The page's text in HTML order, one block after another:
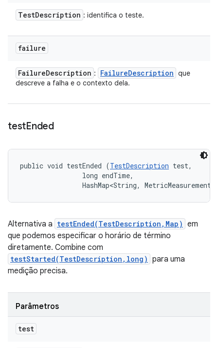
TestDescription : identifica o teste.
failure
FailureDescription : FailureDescription que
descreve a falha e o contexto dela.
testEnded
public void testEnded (TestDescription test,
                long endTime,
HashMap<String,
Alternativa a testEnded(TestDescription,Map) em
que podemos especificar o horário de término
diretamente. Combine com
testStarted(TestDescription,long) para uma
medição precisa.
Parâmetros
test